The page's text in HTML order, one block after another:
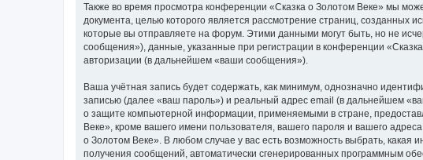
Также во время просмотра конференции «Сказка о Золотом Веке» мы
документа, целью которого является рассмотрение страниц,
которые вы отправляете на форум. Этими данными могут быть, но не
сообщения»), данные, указанные при регистрации в конференции
авторизации (в дальнейшем «ваши сообщения»).
Ваша учётная запись будет содержать, как минимум, однозначно
записью (далее «ваш пароль») и реальный адрес email (в дальнейшем
о защите компьютерной информации, применяемыми в стране,
Веке», кроме вашего имени пользователя, вашего пароля и вашего
о Золотом Веке». В любом случае у вас есть возможность выбрать, какая
получения сообщений, автоматически сгенерированных программным